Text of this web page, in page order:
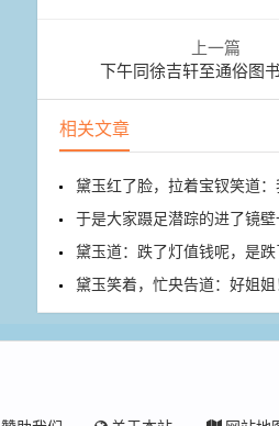
上一篇
下午同徐吉轩至通俗图
相关文章
黛玉红了脸，拉着宝钗笑道：
于是大家蹑足潜踪的进了镜
黛玉道：跌了灯值钱呢，是跌
黛玉笑着，忙央告道：好姐姐